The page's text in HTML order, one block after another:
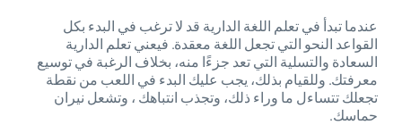
عندما تبدأ في تعلم اللغة الدارية قد لا ترغب في البدء بكل
القواعد النحو التي تجعل اللغة معقدة. فيعني تعلم الدارية
السعادة والتسلية التي تعد جزءًا منه، بخلاف الرغبة في توسيع
معرفتك. وللقيام بذلك، يجب عليك البدء في اللعب من نقطة
تجعلك تتساءل ما وراء ذلك، وتجذب انتباهك ، وتشعل نيران
حماسك.